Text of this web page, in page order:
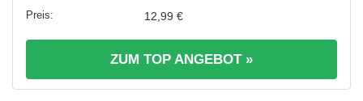
12,99 €
ZUM TOP ANGEBOT »